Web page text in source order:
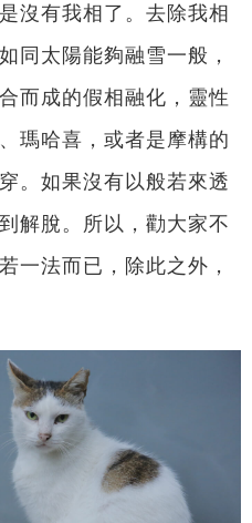
沒有我相了。去除我相
同太陽能夠融雪一般，
而成的假相融化，靈性
瑪哈喜，或者是摩構的
。如果沒有以般若來透
解脫。所以，勸大家不
一法而已，除此之外，